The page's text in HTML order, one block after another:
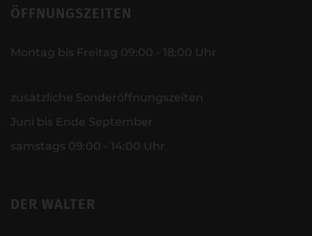
ÖFFNUNGSZEITEN
Montag bis Freitag 09:00 - 18:00 Uhr
zusätzliche Sonderöffnungszeiten
Juni bis Ende September
samstags 09:00 - 14:00 Uhr
DER WALTER